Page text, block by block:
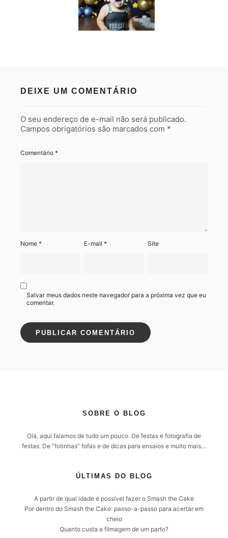
DEIXE UM COMENTÁRIO
O seu endereço de e-mail não será publicado.
Campos obrigatórios são marcados com *
Comentário *
Nome * E-mail* Site
Salvar meus dados neste navegador para a próxima vez que eu
comentar.
SOBRE O BLOG
Olá, aqui falamos de tudo um pouco. De festas e fotografia de
festas. De “fotinhas” fofas e de dicas para ensaios e muito mais…
ÚLTIMAS DO BLOG
A partir de qual idade é possível fazer o Smash the Cake
Por dentro do Smash the Cake: passo-a-passo para acertar em
cheio
Quanto custa a filmagem de um parto?